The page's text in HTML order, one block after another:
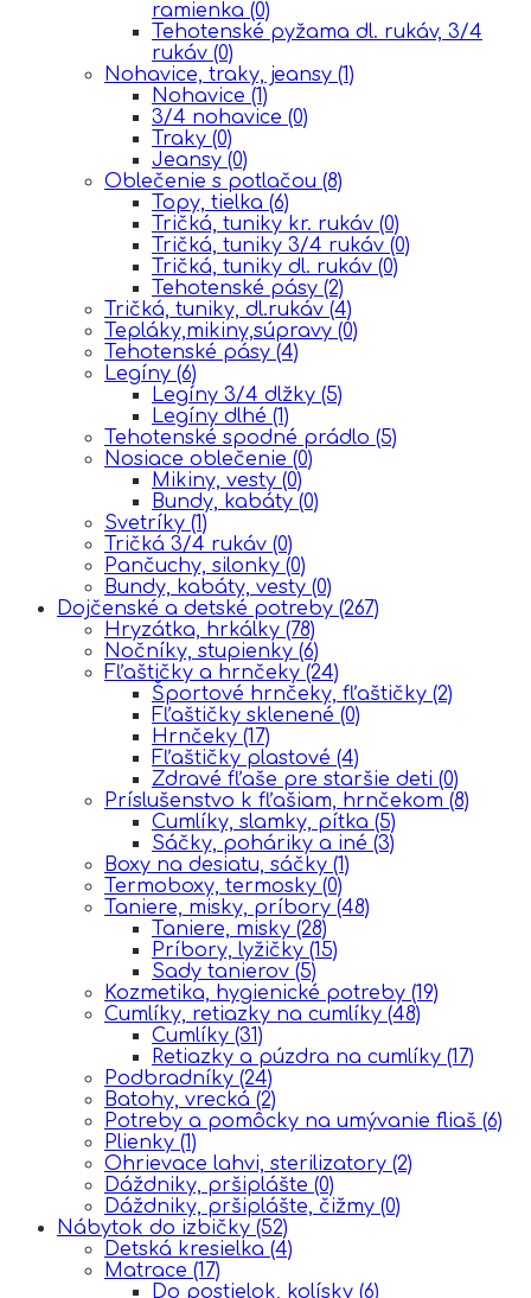
ramienka (0)
Tehotenské pyžama dl. rukáv, 3/4
rukáv (0)
Nohavice, traky, jeansy (1)
Nohavice (1)
3/4 nohavice (0)
Traky (0)
Jeansy (0)
Oblečenie s potlačou (8)
Topy, tielka (6)
Tričká, tuniky kr. rukáv (0)
Tričká, tuniky 3/4 rukáv (0)
Tričká, tuniky dl. rukáv (0)
Tehotenské pásy (2)
Tričká, tuniky, dl.rukáv (4)
Tepláky,mikiny,súpravy (0)
Tehotenské pásy (4)
Legíny (6)
Legíny 3/4 dlžky (5)
Legíny dlhé (1)
Tehotenské spodné prádlo (5)
Nosiace oblečenie (0)
Mikiny, vesty (0)
Bundy, kabáty (0)
Svetríky (1)
Tričká 3/4 rukáv (0)
Pančuchy, silonky (0)
Bundy, kabáty, vesty (0)
Dojčenské a detské potreby (267)
Hryzátka, hrkálky (78)
Nočníky, stupienky (6)
Fľaštičky a hrnčeky (24)
Športové hrnčeky, fľaštičky (2)
Fľaštičky sklenené (0)
Hrnčeky (17)
Fľaštičky plastové (4)
Zdravé fľaše pre staršie deti (0)
Príslušenstvo k fľašiam, hrnčekom (8)
Cumlíky, slamky, pítka (5)
Sáčky, poháriky a iné (3)
Boxy na desiatu, sáčky (1)
Termoboxy, termosky (0)
Taniere, misky, príbory (48)
Taniere, misky (28)
Príbory, lyžičky (15)
Sady tanierov (5)
Kozmetika, hygienické potreby (19)
Cumlíky, retiazky na cumlíky (48)
Cumlíky (31)
Retiazky a púzdra na cumlíky (17)
Podbradníky (24)
Batohy, vrecká (2)
Potreby a pomôcky na umývanie fliaš (6)
Plienky (1)
Ohrievace lahvi, sterilizatory (2)
Dáždniky, pršiplášte (0)
Dáždniky, pršiplášte, čižmy (0)
Nábytok do izbičky (52)
Detská kresielka (4)
Matrace (17)
Do postielok, kolísky (6)